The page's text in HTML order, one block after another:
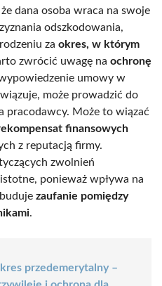
dana osoba wraca na swoje
odszkodowania,
za okres, w którym
zwrócić uwagę na ochronę
umowy w
może prowadzić do
pracodawcy. Może to wiązać
finansowych
z reputacją firmy.
zwolnień
ponieważ wpływa na
zaufanie pomiędzy
.
przedemerytalny –